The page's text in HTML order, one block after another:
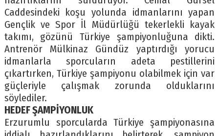
Caddesindeki koşu yolunda idmanlarını yapan
Gençlik ve Spor İl Müdürlüğü tekerlekli kayak
takımı, gözünü Türkiye şampiyonluğuna dikti.
Antrenör Mülkinaz Gündüz yaptırdığı yorucu
idmanlarla sporcuların adeta pestillerini
çıkartırken, Türkiye şampiyonu olabilmek için var
güçleriyle çalışmak zorunda olduklarını
söylediler.
HEDEF ŞAMPİYONLUK
Erzurumlu sporcularda Türkiye şampiyonasına